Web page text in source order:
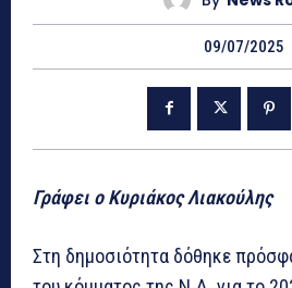
09/07/2025
Γράφει ο Κυριάκος Λιακούλης
Στη δημοσιότητα δόθηκε